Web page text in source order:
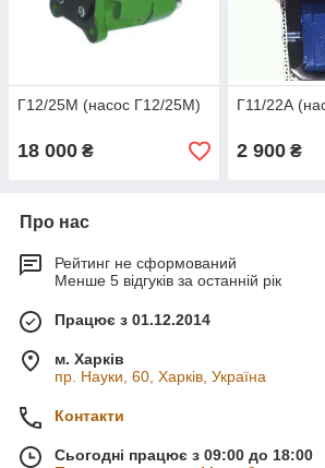
Г12/25М (насос Г12/25М)
18 000 ₴
Г11/22А
2 900₴
Про нас
Рейтинг не сформований
Менше 5 відгуків за останній рік
Працює з 01.12.2014
м. Харків
пр. Науки, 60, Харків, Україна
Контакти
Сьогодні працює з 09:00 до 18:00